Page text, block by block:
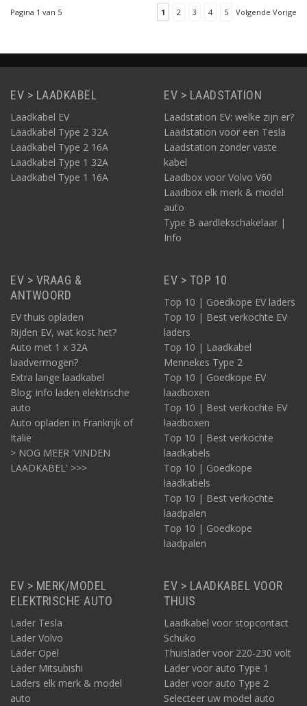
van deze kabel is 7,5
Pagina 1 van 5 1 2 3 4 5 Volgende Vorige
EV > LAADKABEL
Laadkabel EV
Laadkabel Type 2 32A
Laadkabel Type 2 16A
Laadkabel Type 1 32A
Laadkabel Type 1 16A
EV > LAADSTATION
Laadstation EV: welke zijn er?
Laadstation voor een Tesla
Laadstation zonder vaste
kabel
Laadbox voor Volvo V60
Laadbox elk merk & model
auto
Type B aardlekschakelaar |
Info
EV > VRAAG &
ANTWOORD
EV thuis opladen
Rijden EV, wat kost het?
Auto met 1 x 32A
laadvermogen?
Extra lange laadkabel
Blog: info laden elektrische
auto
Auto opladen in Frankrijk of
Italië
> NOG MEER 'VINDEN
LAADKABEL' >>>
EV > TOP 10
Top 10 | Goedkope EV laders
Top 10 | Best verkochte EV
laders
Top 10 | Laadkabel
Mennekes Type 2
Top 10 | Goedkope EV
laadboxen
Top 10 | Best verkochte EV
laadboxen
Top 10 | Best verkochte
laadkabels
Top 10 | Goedkope
laadkabels
Top 10 | Best verkochte
laadpalen
Top 10 | Goedkope
laadpalen
EV > MERK/MODEL
ELEKTRISCHE AUTO
Lader Tesla
Lader Volvo
Lader Opel
Lader Mitsubishi
Laders elk merk & model
auto
EV > LAADKABEL VOOR
THUIS
Laadkabel voor stopcontact
Schuko
Thuislader voor 220-230 volt
Lader voor auto Type 1
Lader voor auto Type 2
Selecteer uw model auto